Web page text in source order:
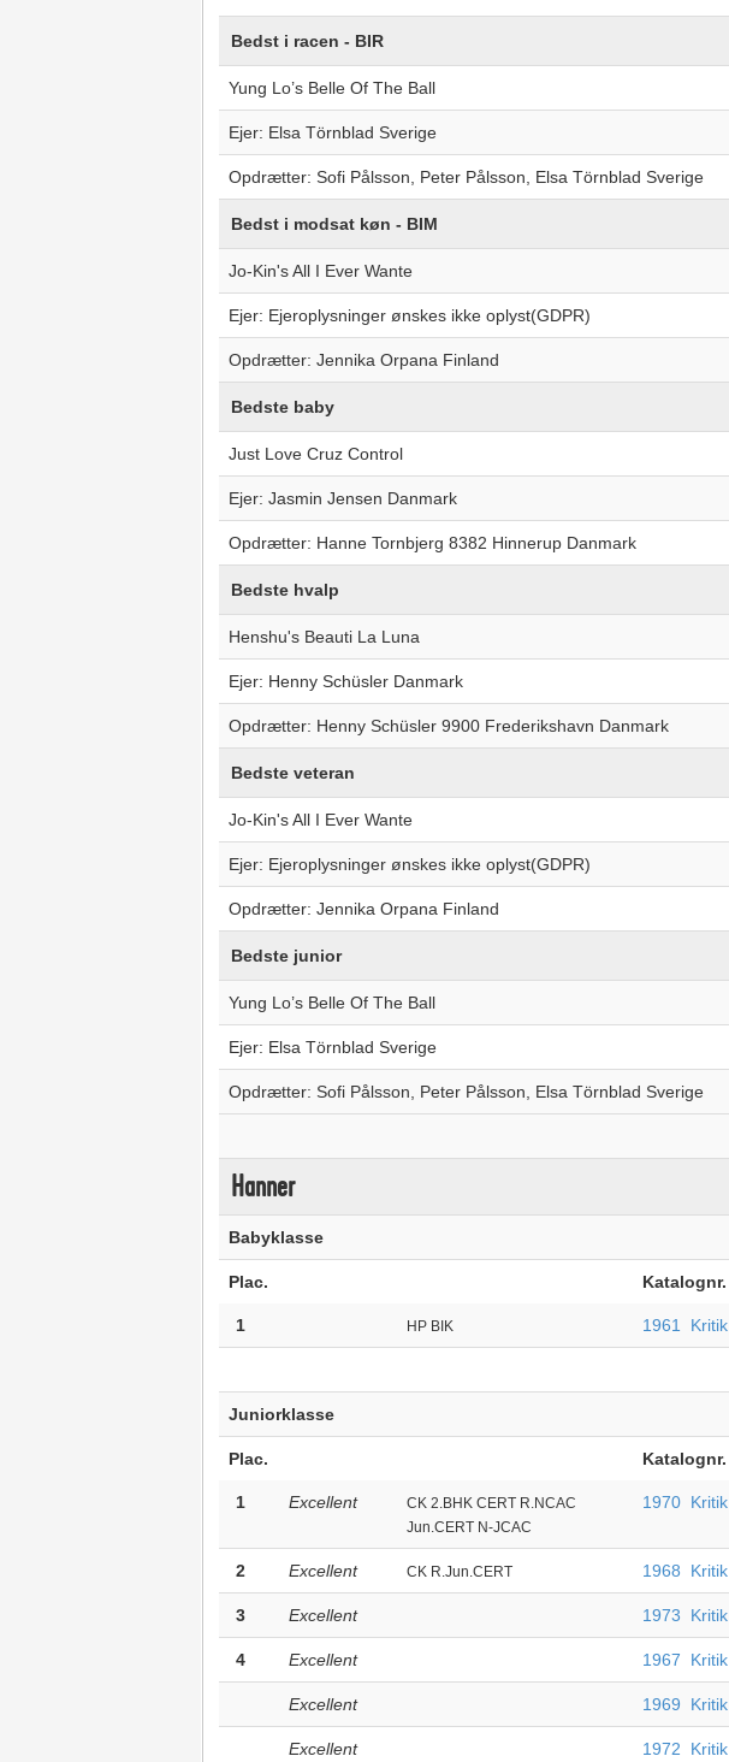
Bedst i racen - BIR
Yung Lo’s Belle Of The Ball
Ejer: Elsa Törnblad Sverige
Opdrætter: Sofi Pålsson, Peter Pålsson, Elsa Törnblad Sverige
Bedst i modsat køn - BIM
Jo-Kin's All I Ever Wante
Ejer: Ejeroplysninger ønskes ikke oplyst(GDPR)
Opdrætter: Jennika Orpana Finland
Bedste baby
Just Love Cruz Control
Ejer: Jasmin Jensen Danmark
Opdrætter: Hanne Tornbjerg 8382 Hinnerup Danmark
Bedste hvalp
Henshu's Beauti La Luna
Ejer: Henny Schüsler Danmark
Opdrætter: Henny Schüsler 9900 Frederikshavn Danmark
Bedste veteran
Jo-Kin's All I Ever Wante
Ejer: Ejeroplysninger ønskes ikke oplyst(GDPR)
Opdrætter: Jennika Orpana Finland
Bedste junior
Yung Lo’s Belle Of The Ball
Ejer: Elsa Törnblad Sverige
Opdrætter: Sofi Pålsson, Peter Pålsson, Elsa Törnblad Sverige
Hanner
Babyklasse
Plac. Katalognr.
1 HP BIK 1961 Kritik
Juniorklasse
Plac. Katalognr.
1 Excellent
CK 2.BHK CERT R.NCAC
Jun.CERT N-JCAC
1970 Kritik
2 Excellent CK R.Jun.CERT 1968 Kritik
3 Excellent 1973 Kritik
4 Excellent 1967 Kritik
Excellent 1969 Kritik
Excellent 1972 Kritik